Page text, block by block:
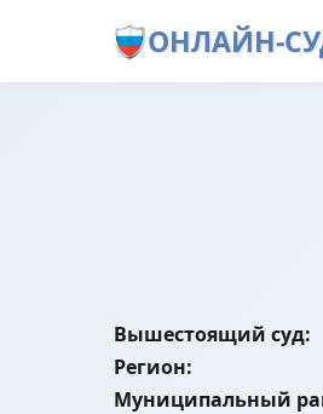
ОНЛАЙН-
Вышестоящий суд:
Регион:
Муниципальный